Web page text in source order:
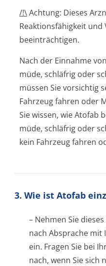
/!\Achtung: Dieses
Reaktionsfähigkeit
beeinträchtigen.
Nach der Einnahme
müde, schläfrig oder
müssen Sie vorsichtig
Fahrzeug fahren oder
Sie wissen, wie Atofab
müde, schläfrig oder
kein Fahrzeug fahren
3. Wie ist Atofab
– Nehmen Sie
nach Absprache
ein. Fragen Sie bei
nach, wenn Sie sich